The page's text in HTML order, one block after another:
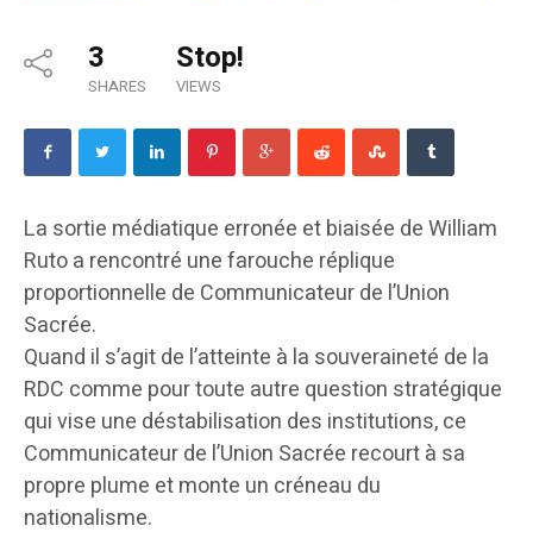
3
SHARES
Stop!
VIEWS
La sortie médiatique erronée et biaisée de William
Ruto a rencontré une farouche réplique
proportionnelle de Communicateur de l’Union
Sacrée.
Quand il s’agit de l’atteinte à la souveraineté de la
RDC comme pour toute autre question stratégique
qui vise une déstabilisation des institutions, ce
Communicateur de l’Union Sacrée recourt à sa
propre plume et monte un créneau du
nationalisme.